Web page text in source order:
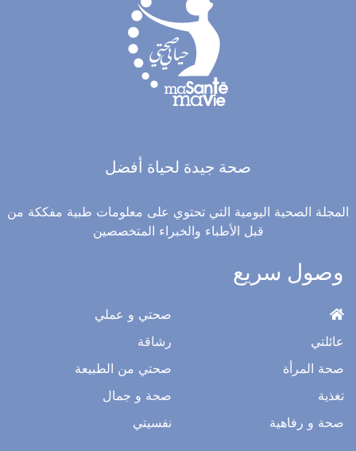
صحة جيدة لحياة أفضل
المجلة الصحية اليومية التي تحتوي على معلومات طبية مفككة من
قبل الأطباء والخبراء المتخصصين
وصول سريع
عائلتي
صحة المرأة
تغذية
صحة و رفاهية
صحتي و عملي
رشاقة
صحتي من الطبيعة
صحة و جمال
نفسيتي